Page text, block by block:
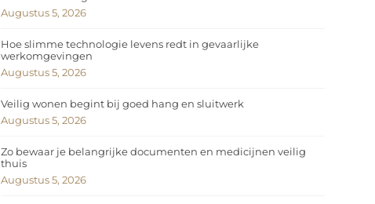
Augustus 5, 2026
Hoe slimme technologie levens redt in gevaarlijke
werkomgevingen
Augustus 5, 2026
Veilig wonen begint bij goed hang en sluitwerk
Augustus 5, 2026
Zo bewaar je belangrijke documenten en medicijnen veilig
thuis
Augustus 5, 2026